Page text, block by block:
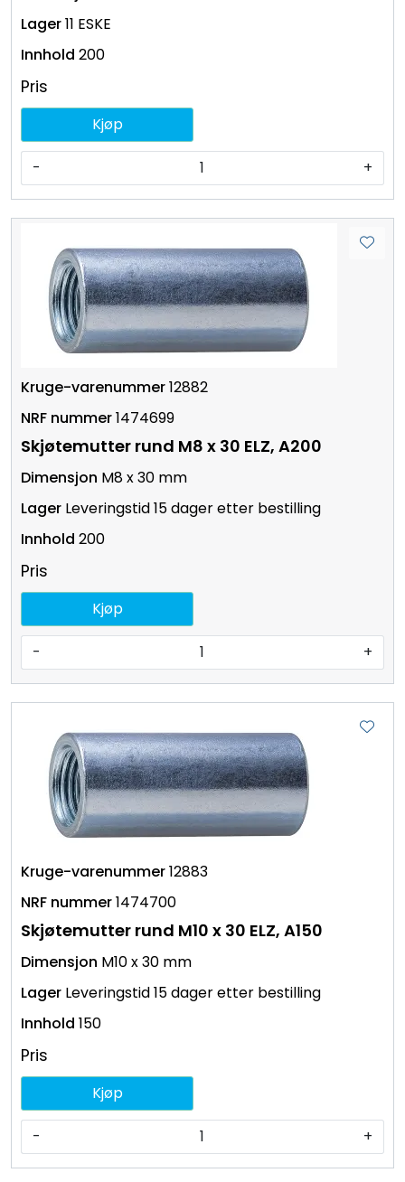
11 ESKE
200
Pris
- +
Kjøp
12882
1474699
Skjøtemutter rund M8 x 30 ELZ, A200
M8 x 30 mm
Leveringstid 15 dager etter bestilling
200
Pris
- +
Kjøp
12883
1474700
Skjøtemutter rund M10 x 30 ELZ, A150
M10 x 30 mm
Leveringstid 15 dager etter bestilling
150
Pris
- +
Kjøp